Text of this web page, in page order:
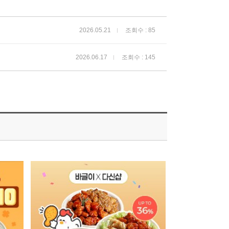
2026.05.21 조회수 : 85
2026.06.17 조회수 : 145